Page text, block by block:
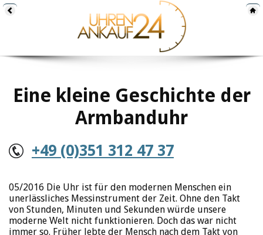
Eine kleine Geschichte der
Armbanduhr
+49 (0)351 312 47 37
05/2016 Die Uhr ist für den modernen Menschen ein
unerlässliches Messinstrument der Zeit. Ohne den Takt
von Stunden, Minuten und Sekunden würde unsere
moderne Welt nicht funktionieren. Doch das war nicht
immer so. Früher lebte der Mensch nach dem Takt von